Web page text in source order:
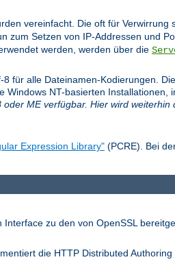
vereinfacht. Die oft für Verwirrung
zum Setzen von IP-Addressen und
werden, werden über die
für alle Dateinamen-Kodierungen.
NT-basierten Installationen,
ME verfügbar. Hier wird
Expression Library" (PCRE). Bei
zu den von OpenSSL
die HTTP Distributed